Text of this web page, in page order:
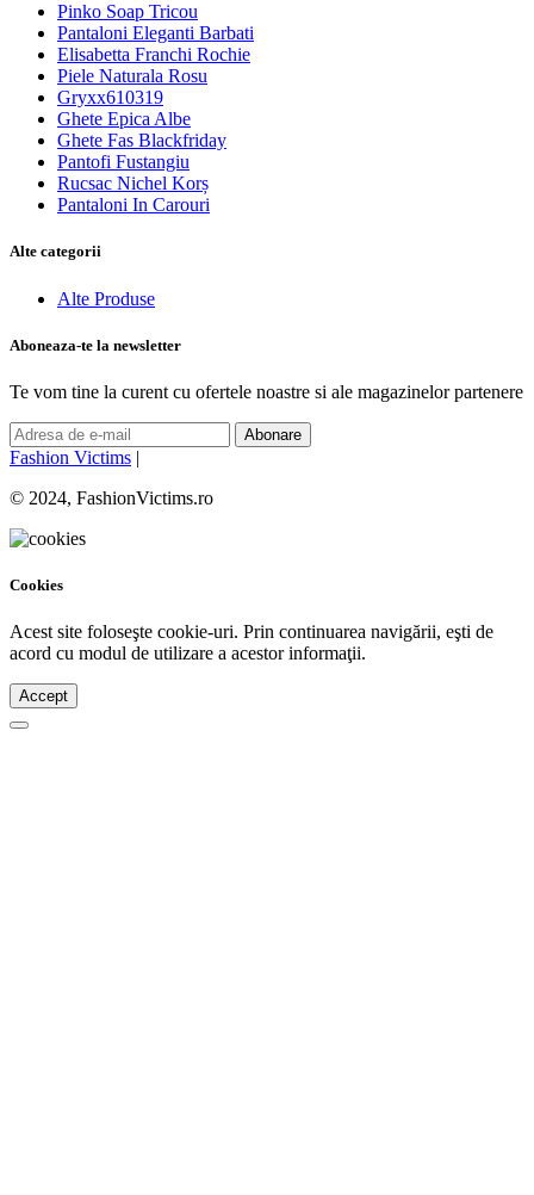
Pinko Soap Tricou
Pantaloni Eleganti Barbati
Elisabetta Franchi Rochie
Piele Naturala Rosu
Gryxx610319
Ghete Epica Albe
Ghete Fas Blackfriday
Pantofi Fustangiu
Rucsac Nichel Korș
Pantaloni In Carouri
Alte categorii
Alte Produse
Aboneaza-te la newsletter
Te vom tine la curent cu ofertele noastre si ale magazinelor partenere
Abonare
Fashion Victims |
© 2024, FashionVictims.ro
Cookies
Acest site foloseşte cookie-uri. Prin continuarea navigării, eşti de
acord cu modul de utilizare a acestor informaţii.
Accept